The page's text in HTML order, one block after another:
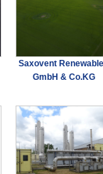
Saxovent
GmbH & Co.KG